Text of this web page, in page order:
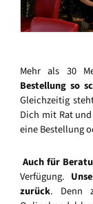
Mehr als 30
Bestellung so
Gleichzeitig
Dich mit Rat
eine Bestellung
Auch für
Verfügung.
zurück. Denn